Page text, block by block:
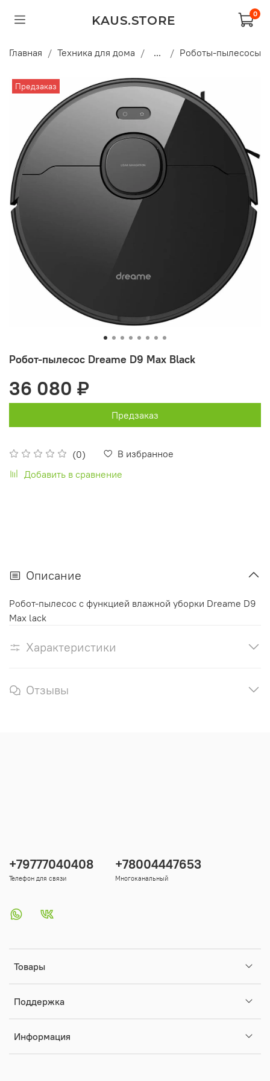
KAUS.STORE 0
Главная Техника для дома ... Роботы-пылесосы
Предзаказ
Робот-пылесос Dreame D9 Max Black
(0)
В избранное
Добавить в сравнение
36 080 ₽
Предзаказ
Описание
Робот-пылесос с функцией влажной уборки Dreame D9
Max lack
Характеристики
Отзывы
Товары
Поддержка
Информация
+79777040408
Телефон для связи
+78004447653
Многоканальный